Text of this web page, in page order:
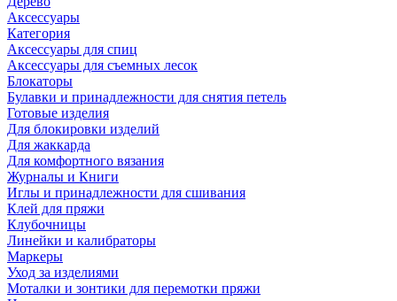
Аксессуары
Категория
Аксессуары для спиц
Аксессуары для съемных лесок
Блокаторы
Булавки и принадлежности для снятия петель
Готовые изделия
Для блокировки изделий
Для жаккарда
Для комфортного вязания
Журналы и Книги
Иглы и принадлежности для сшивания
Клей для пряжи
Клубочницы
Линейки и калибраторы
Маркеры
Уход за изделиями
Моталки и зонтики для перемотки пряжи